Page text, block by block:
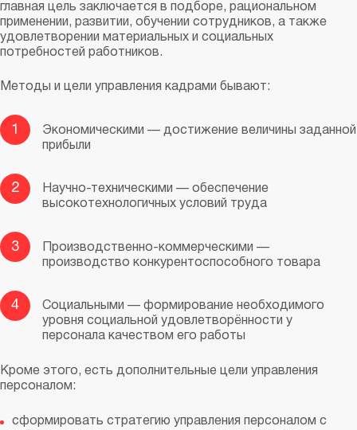
главная цель заключается в подборе, рациональном
применении, развитии, обучении сотрудников, а также
удовлетворении материальных и социальных
потребностей работников.
Методы и цели управления кадрами бывают:
1
Экономическими — достижение величины заданной
прибыли
2
Научно-техническими — обеспечение
высокотехнологичных условий труда
3
Производственно-коммерческими —
производство конкурентоспособного товара
4
Социальными — формирование необходимого
уровня социальной удовлетворённости у
персонала качеством его работы
Кроме этого, есть дополнительные цели управления
персоналом:
сформировать стратегию управления персоналом с